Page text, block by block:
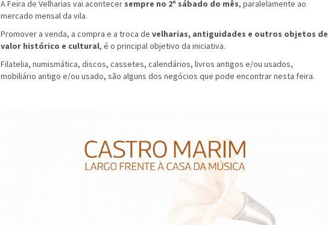
A Feira de Velharias vai acontecersempre no 2º sábado do mês, paralelamente ao
mercado mensal da vila.
Promover a venda, a compra e a troca de velharias, antiguidades e outros objetos de
valor histórico e cultural, é o principal objetivo da iniciativa.
Filatelia, numismática, discos, cassetes, calendários, livros antigos e/ou usados,
mobiliário antigo e/ou usado, são alguns dos negócios que pode encontrar nesta feira.